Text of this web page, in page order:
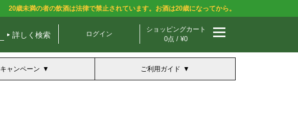
20歳未満の者の飲酒は法律で禁止されています。お酒は20歳になってから。
詳しく検索 ログイン
ショッピングカート
0点 / ¥0
キャンペーン ご利用ガイド